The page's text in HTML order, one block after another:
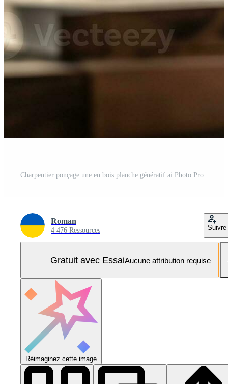
Charpentier ponçage une en bois planche génératif ai Photo Pro
Roman
4 476 Ressources Suivre
Gratuit avec EssaiAucune attribution requise
Réimaginez cette image